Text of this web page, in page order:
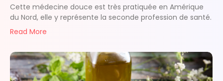
Cette médecine douce est très pratiquée en Amérique
du Nord, elle y représente la seconde profession de santé.
Read More